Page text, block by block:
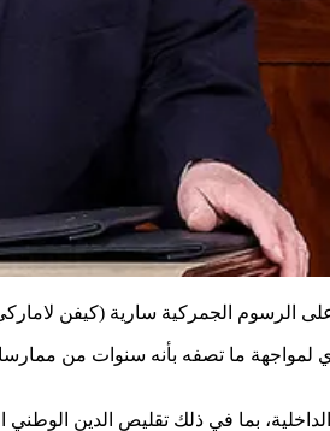
الرسوم الجمركية سارية (كيفن
ما تصفه بأنه سنوات من ممارسات
بما في ذلك تقليص الدين الوطني